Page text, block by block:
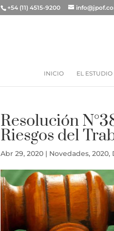
+54 (11) 4515-9200
INICIO EL ESTUDIO
Resolución
Riesgos del
Abr 29, 2020 | Novedades,2020,